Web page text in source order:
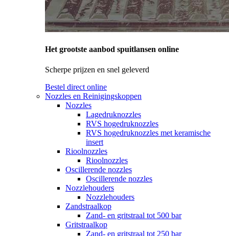
Het grootste aanbod spuitlansen online
Scherpe prijzen en snel geleverd
Bestel direct online
Nozzles en Reinigingskoppen
Nozzles
Lagedruknozzles
RVS hogedruknozzles
RVS hogedruknozzles met keramische
insert
Rioolnozzles
Rioolnozzles
Oscillerende nozzles
Oscillerende nozzles
Nozzlehouders
Nozzlehouders
Zandstraalkop
Zand- en gritstraal tot 500 bar
Gritstraalkop
Zand- en gritstraal tot 250 bar